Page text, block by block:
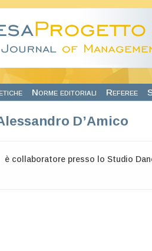
Norme editoriali Referee
D’Amico
è collaboratore presso lo Studio